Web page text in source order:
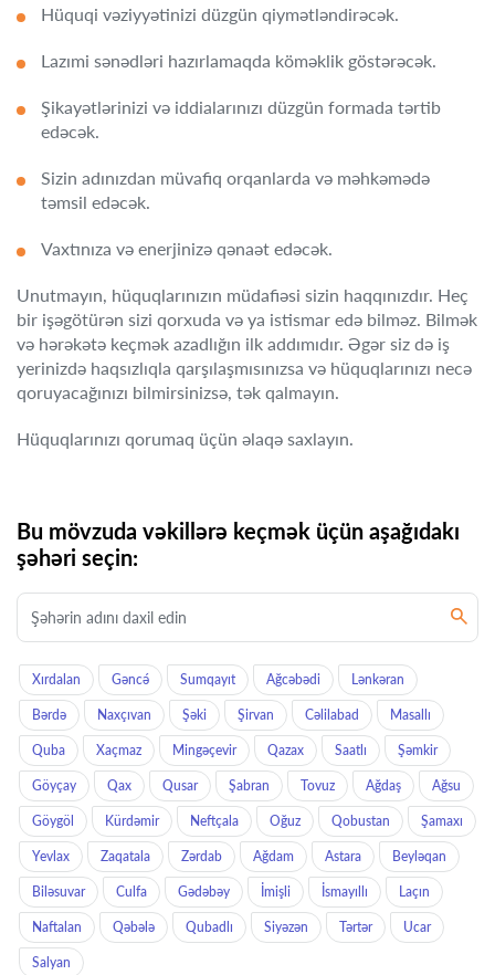
Hüquqi vəziyyətinizi düzgün qiymətləndirəcək.
Lazımi sənədləri hazırlamaqda köməklik göstərəcək.
Şikayətlərinizi və iddialarınızı düzgün formada tərtib
edəcək.
Sizin adınızdan müvafiq orqanlarda və məhkəmədə
təmsil edəcək.
Vaxtınıza və enerjinizə qənaət edəcək.
Unutmayın, hüquqlarınızın müdafiəsi sizin haqqınızdır. Heç
bir işəgötürən sizi qorxuda və ya istismar edə bilməz. Bilmək
və hərəkətə keçmək azadlığın ilk addımıdır. Əgər siz də iş
yerinizdə haqsızlıqla qarşılaşmısınızsa və hüquqlarınızı necə
qoruyacağınızı bilmirsinizsə, tək qalmayın.
Hüquqlarınızı qorumaq üçün əlaqə saxlayın.
Bu mövzuda vəkillərə keçmək üçün aşağıdakı
şəhəri seçin:
Xırdalan Gəncə́ Sumqayıt Ağcəbədi Lənkəran
Bərdə Naxçıvan Şəki Şirvan Cəlilabad Masallı
Quba Xaçmaz Mingəçevir Qazax Saatlı Şəmkir
Göyçay Qax Qusar Şabran Tovuz Ağdaş Ağsu
Göygöl Kürdəmir Neftçala Oğuz Qobustan Şamaxı
Yevlax Zaqatala Zərdab Ağdam Astara Beyləqan
Biləsuvar Culfa Gədəbəy İmişli İsmayıllı Laçın
Naftalan Qəbələ Qubadlı Siyəzən Tərtər Ucar
Salyan